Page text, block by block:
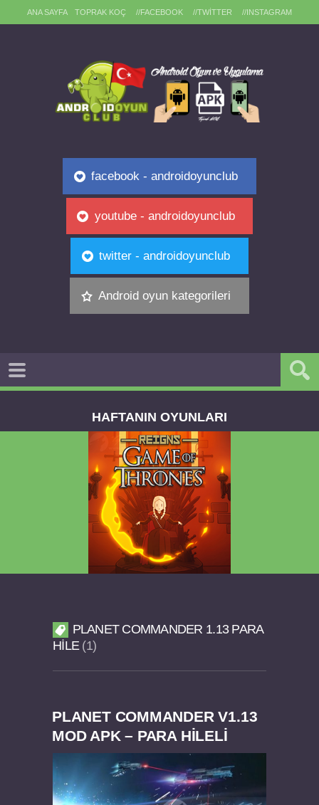
ANA SAYFA TOPRAK KOÇ //FACEBOOK //TWITTER //INSTAGRAM
facebook - androidoyunclub
youtube - androidoyunclub
twitter - androidoyunclub
Android oyun kategorileri
HAFTANIN OYUNLARI
Dream Road Multiplayer v1.4.2 PARA HİLELİ
APK
Felix the Reaper v1.25 FULL APK
PLANET COMMANDER 1.13 PARA
HILE 1
PLANET COMMANDER V1.13
MOD APK – PARA HİLELİ